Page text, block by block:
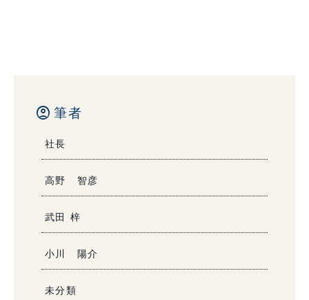
account_circle 筆者
社長
高野 智彦
武田 梓
小川 陽介
未分類